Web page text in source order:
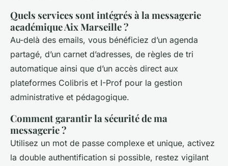
Quels services sont intégrés à la messagerie
académique Aix Marseille ?
Au-delà des emails, vous bénéficiez d’un agenda
partagé, d’un carnet d’adresses, de règles de tri
automatique ainsi que d’un accès direct aux
plateformes Colibris et I-Prof pour la gestion
administrative et pédagogique.
Comment garantir la sécurité de ma
messagerie ?
Utilisez un mot de passe complexe et unique, activez
la double authentification si possible, restez vigilant